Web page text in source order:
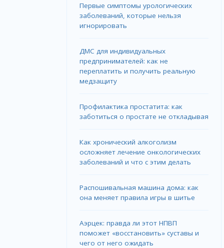
Первые симптомы урологических
заболеваний, которые нельзя
игнорировать
ДМС для индивидуальных
предпринимателей: как не
переплатить и получить реальную
медзащиту
Профилактика простатита: как
заботиться о простате не откладывая
Как хронический алкоголизм
осложняет лечение онкологических
заболеваний и что с этим делать
Распошивальная машина дома: как
она меняет правила игры в шитье
Аэрцек: правда ли этот НПВП
поможет «восстановить» суставы и
чего от него ожидать